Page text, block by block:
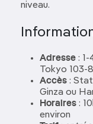
niveau.
Adresse :
Tokyo
Accès :
Ginza ou
Horaires :
environ